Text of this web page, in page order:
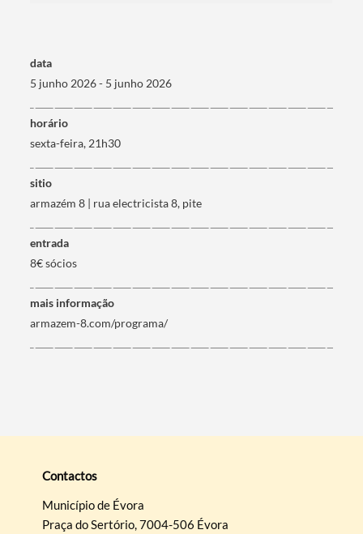
data
5 junho 2026 - 5 junho 2026
horário
sexta-feira, 21h30
sitio
armazém 8 | rua electricista 8, pite
entrada
8€ sócios
mais informação
armazem-8.com/programa/
Contactos
Município de Évora
Praça do Sertório, 7004-506 Évora